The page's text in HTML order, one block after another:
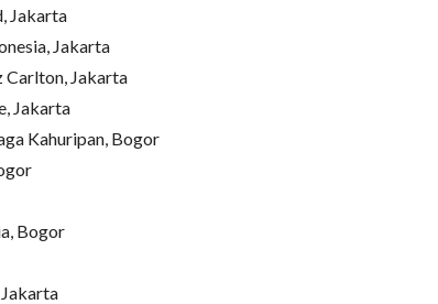
Jakarta
Jakarta
Carlton, Jakarta
Jakarta
Kahuripan, Bogor
Bogor